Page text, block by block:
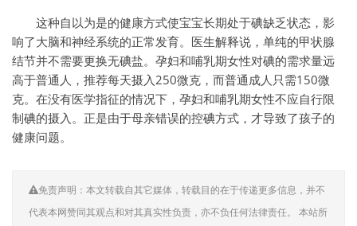
这种自以为是的健康方式使宝宝长期处于碘缺乏状态，影
响了大脑和神经系统的正常发育。医生解释说，单纯的甲状腺
结节并不需要更换无碘盐。孕妇和哺乳期女性对碘的需求量远
高于普通人，推荐每天摄入250微克，而普通成人只需150微
克。在没有医学指征的情况下，孕妇和哺乳期女性不应自行限
制碘的摄入。正是由于母亲错误的控碘方式，才导致了孩子的
健康问题。
免责声明：本文转载自其它媒体，转载目的在于传递更多信息，并不
代表本网赞同其观点和对其真实性负责，亦不负任何法律责任。 本站所